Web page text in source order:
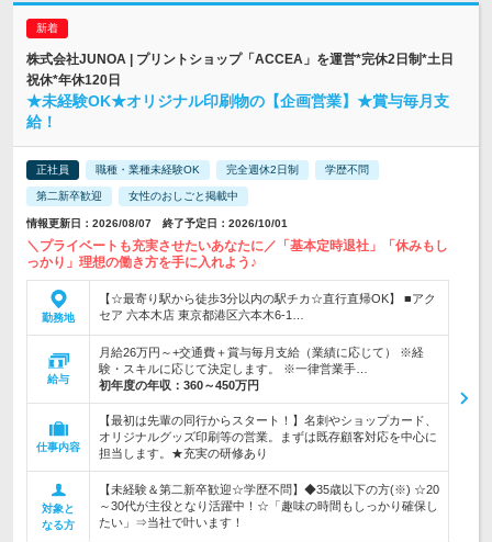
株式会社JUNOA | プリントショップ「ACCEA」を運営*完休2日制*土日
祝休*年休120日
★未経験OK★オリジナル印刷物の【企画営業】★賞与毎月支
給！
正社員 職種・業種未経験OK 完全週休2日制 学歴不問
第二新卒歓迎 女性のおしごと掲載中
情報更新日：2026/08/07 終了予定日：2026/10/01
＼プライベートも充実させたいあなたに／「基本定時退社」「休みもし
っかり」理想の働き方を手に入れよう♪
勤務地
【☆最寄り駅から徒歩3分以内の駅チカ☆直行直帰OK】 ■アク
セア 六本木店 東京都港区六本木6-1…
給与
月給26万円～+交通費＋賞与毎月支給（業績に応じて） ※経
験・スキルに応じて決定します。 ※一律営業手…
初年度の年収： 360～450万円
仕事内容
【最初は先輩の同行からスタート！】名刺やショップカード、
オリジナルグッズ印刷等の営業。まずは既存顧客対応を中心に
担当します。★充実の研修あり
対象と
なる方
【未経験＆第二新卒歓迎☆学歴不問】◆35歳以下の方(※) ☆20
～30代が主役となり活躍中！☆「趣味の時間もしっかり確保し
たい」⇒当社で叶います！